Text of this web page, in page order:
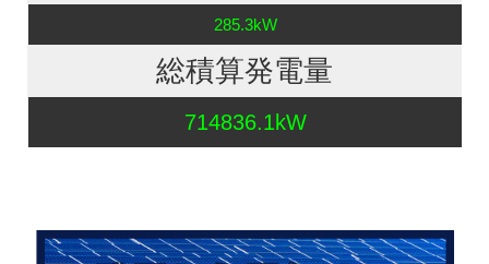
285.3kW
総積算発電量
714836.1kW